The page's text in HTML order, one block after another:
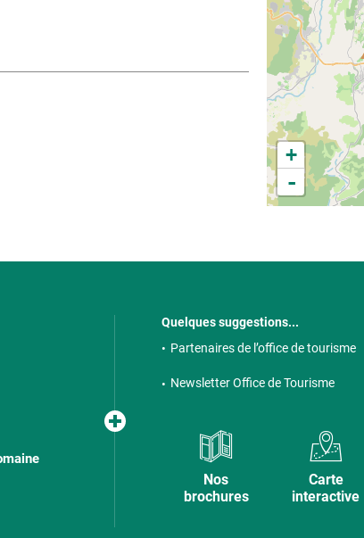
+
-
Quelques suggestions...
Partenaires de l’office de tourisme
Newsletter Office de Tourisme
Nos
brochures
Carte
interactive